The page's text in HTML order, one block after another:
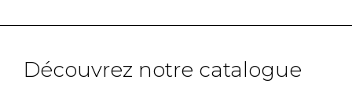
Découvrez notre catalogue